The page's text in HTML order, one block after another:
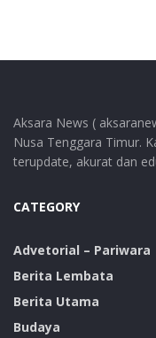
Aksara News (
Nusa Tenggara Timur.
terupdate, akurat dan
CATEGORY
Advetorial – Pariwara
Berita Lembata
Berita Utama
Budaya